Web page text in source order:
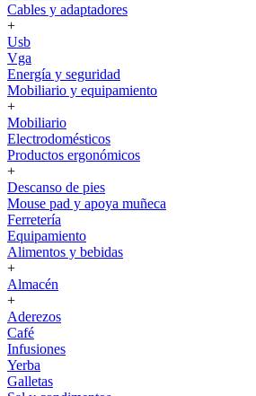
Cables y adaptadores
+
Usb
Vga
Energía y seguridad
Mobiliario y equipamiento
+
Mobiliario
Electrodomésticos
Productos ergonómicos
+
Descanso de pies
Mouse pad y apoya muñeca
Ferretería
Equipamiento
Alimentos y bebidas
+
Almacén
+
Aderezos
Café
Infusiones
Yerba
Galletas